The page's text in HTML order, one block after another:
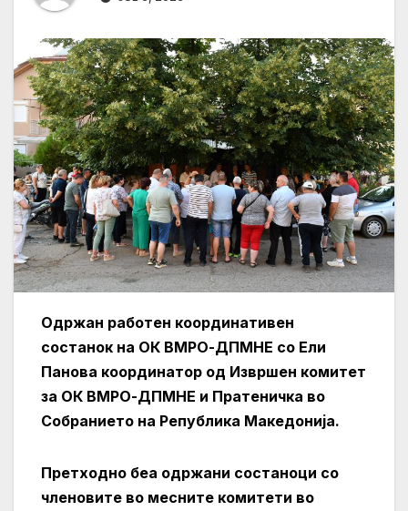
Одржан работен координативен
состанок на ОК ВМРО-ДПМНЕ со Ели
Панова координатор од Извршен комитет
за ОК ВМРО-ДПМНЕ и Пратеничка во
Собранието на Република Македонија.
Претходно беа одржани состаноци со
членовите во месните комитети во